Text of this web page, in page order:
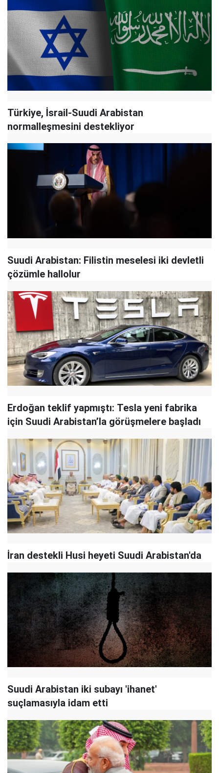
Türkiye, İsrail-Suudi Arabistan
normalleşmesini destekliyor
Suudi Arabistan: Filistin meselesi iki devletli
çözümle hallolur
Erdoğan teklif yapmıştı: Tesla yeni fabrika
için Suudi Arabistan’la görüşmelere başladı
İran destekli Husi heyeti Suudi Arabistan'da
Suudi Arabistan iki subayı 'ihanet'
suçlamasıyla idam etti